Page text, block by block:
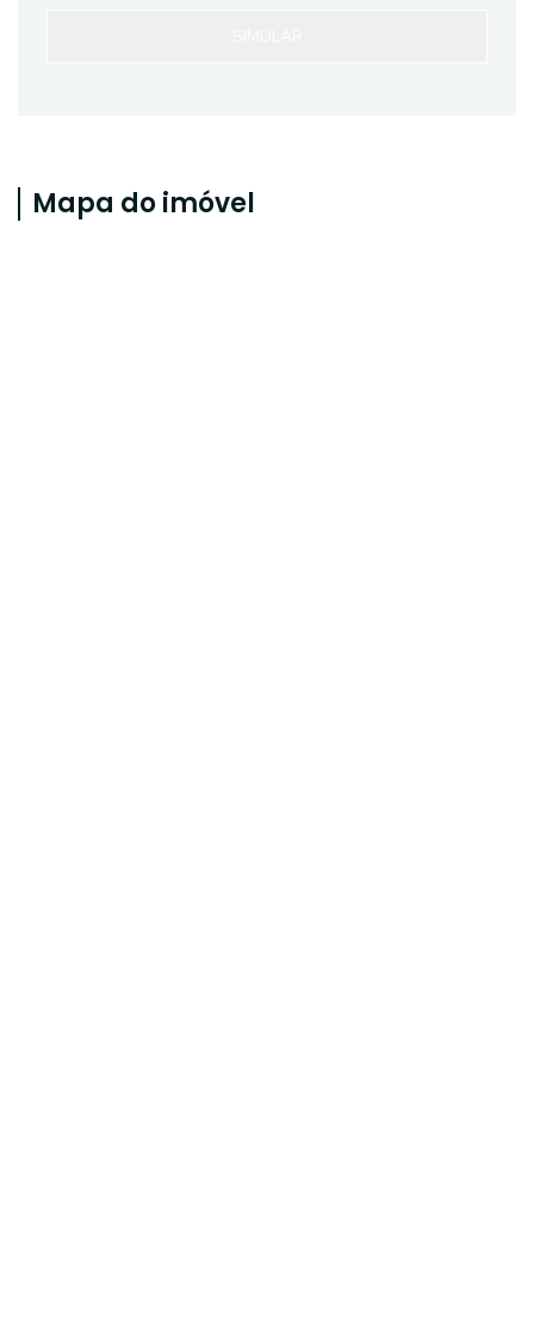
Mapa do imóvel